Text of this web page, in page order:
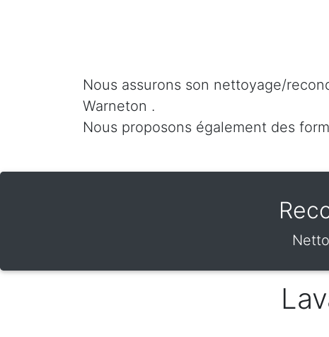
Nous assurons son nettoyage/
Warneton .
Nous proposons également des